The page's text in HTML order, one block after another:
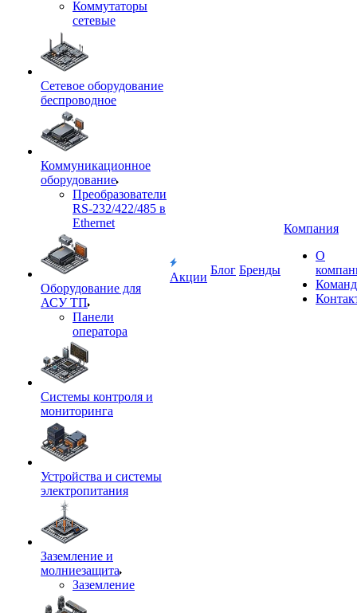
Коммутаторы
сетевые
Сетевое оборудование
беспроводное
Коммуникационное
оборудование
Преобразователи
RS-232/422/485 в
Ethernet
Оборудование для
АСУ ТП
Панели
оператора
Системы контроля и
мониторинга
Устройства и системы
электропитания
Заземление и
молниезащита
Заземление
Акции
Блог Бренды
Компания
О